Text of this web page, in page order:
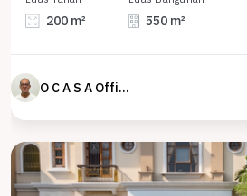
200 m² 550 m²
O C A S A Official property perfected